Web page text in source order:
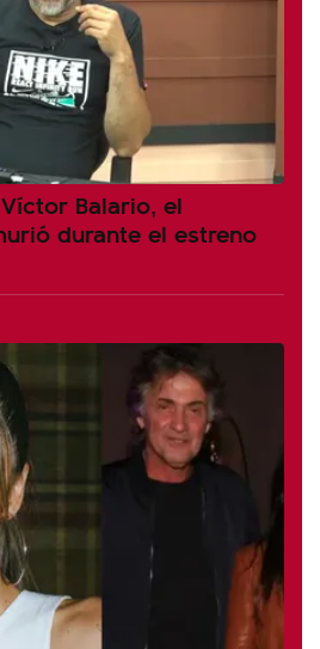
Balario, el
durante el estreno